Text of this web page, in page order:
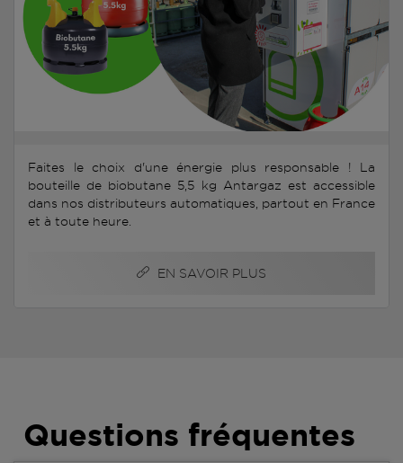
Faites le choix d'une énergie plus responsable ! La
bouteille de biobutane 5,5 kg Antargaz est accessible
dans nos distributeurs automatiques, partout en France
et à toute heure.
EN SAVOIR PLUS
Questions fréquentes